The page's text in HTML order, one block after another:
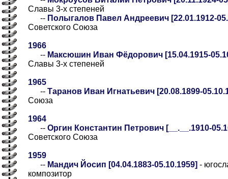
Славы 3-х степеней
-- Полыгалов Павел Андреевич [22.01.1912-
Советского Союза
1966
-- Максюшин Иван Фёдорович [15.04.1915-
Славы 3-х степеней
1965
-- Таранов Иван Игнатьевич [20.08.1899-
Союза
1964
-- Оргин Константин Петрович [__.__.1910-
Советского Союза
1959
-- Мандич Йосип [04.04.1883-05.10.1959] -
композитор